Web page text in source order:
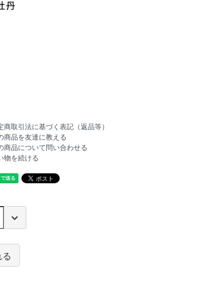
商取引法に基づく表記（返品等）
商品を友達に教える
商品について問い合わせる
物を続ける